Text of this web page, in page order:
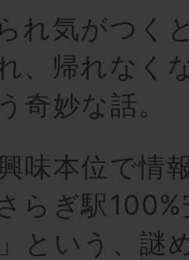
れ気がつく
、帰れなく
奇妙な話。
味本位で情
らぎ駅
という、謎